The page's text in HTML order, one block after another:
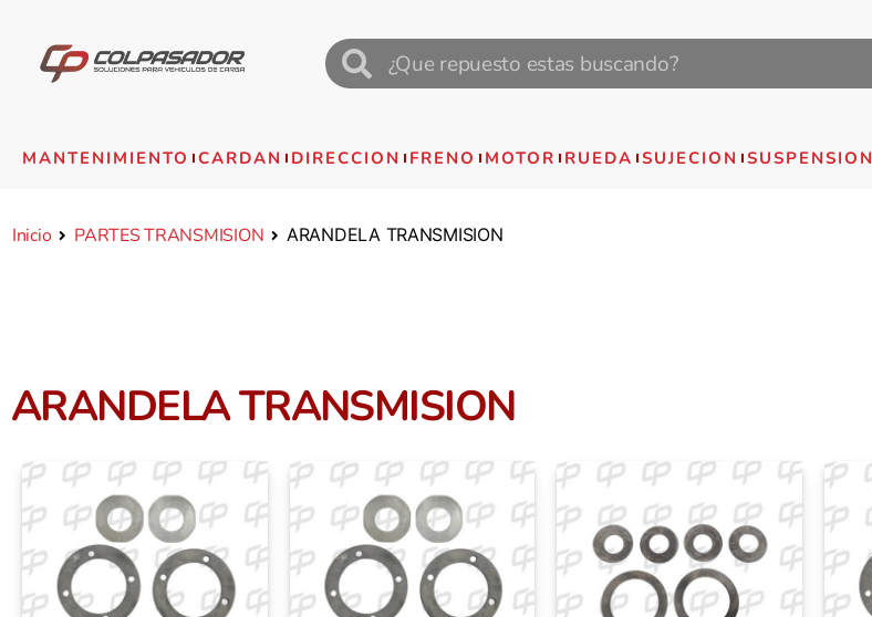
MANTENIMIENTO CARDAN DIRECCION FRENO MOTOR RUEDA SUJECION SUSPENSION
Inicio PARTES TRANSMISION ARANDELA TRANSMISION
ARANDELA TRANSMISION